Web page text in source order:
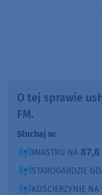
O tej sprawie
FM.
Słuchaj w:
MIASTKU NA 87,8
STAROGARDZIE
KOŚCIERZYNIE NA